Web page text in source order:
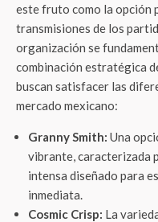
este fruto como la opción
transmisiones de los
organización se
combinación estratégica
buscan satisfacer las
mercado mexicano:
Granny Smith: Una
vibrante, caracterizada
intensa diseñado para
inmediata.
Cosmic Crisp: La